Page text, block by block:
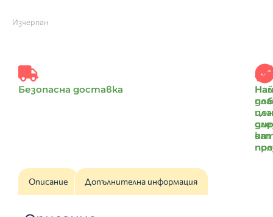
Изчерпан
Безопасна доставка
от
Описание Допълнителна информация